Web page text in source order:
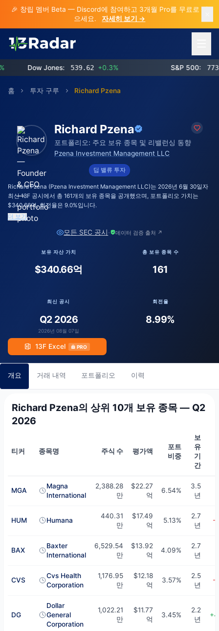
🎉 창립 멤버 Beta — Discord에 참여하고 3개월 Pro를 무료로 받
으세요.
자세히 보기 →
Dow Jones: 539.62 +0.3% S&P 500: 773.26
홈 투자 구루 Richard Pzena
Richard Pzena
포트폴리오: 주요 보유 종목 및 리밸런싱 동향
Pzena Investment Management LLC
딥 밸류 투자
Richard Pzena (Pzena Investment Management LLC)는 2026년 6월 30일자
최신 13F 공시에서 총 161개의 보유 종목을 공개했으며, 포트폴리오 가치는
$340.66억, 회전율은 9.0%입니다.
더 보기
모든 SEC 공시· 데이터 검증 출처 ↗
보유 자산 가치
$340.66억
총 보유 종목 수
161
최신 공시
Q2 2026
2026년 08월 07일
회전율
8.99%
13F Excel PRO
개요 거래 내역 포트폴리오 이력
Richard Pzena의 상위 10개 보유 종목 — Q2
2026
티커 종목명 주식 수 평가액
포트
비중
보
유
기
간
MGA
Magna
International
2,388.28
만
$22.27
억
6.54%
3.5
년
HUM Humana
440.31
만
$17.49
억
5.13%
2.7
년
-
BAX
Baxter
International
6,529.54
만
$13.92
억
4.09%
2.7
년
CVS
Cvs Health
Corporation
1,176.95
만
$12.18
억
3.57%
2.5
년
-
DG
Dollar
General
Corporation
1,022.21
만
$11.77
억
3.45%
2.2
년